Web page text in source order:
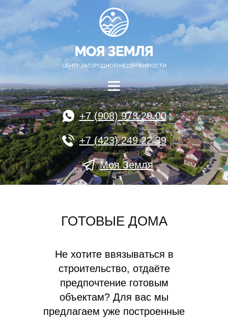
+7 (908) 973 29 00
+7 (423) 249 22 39
Моя Земля
ГОТОВЫЕ ДОМА
Не хотите ввязываться в
строительство, отдаёте
предпочтение готовым
объектам? Для вас мы
предлагаем уже построенные